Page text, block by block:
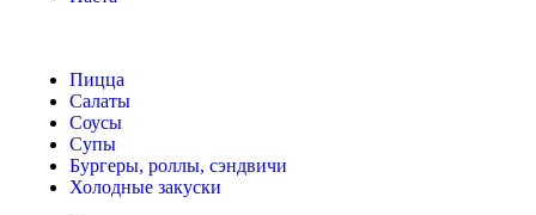
Пицца
Салаты
Соусы
Супы
Бургеры, роллы, сэндвичи
Холодные закуски